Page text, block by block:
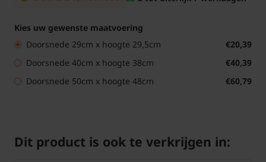
Kies uw gewenste maatvoering
Doorsnede 29cm x hoogte 29,5cm
€20,39
Doorsnede 40cm x hoogte 38cm
€40,39
Doorsnede 50cm x hoogte 48cm
€60,79
Dit product is ook te verkrijgen in: